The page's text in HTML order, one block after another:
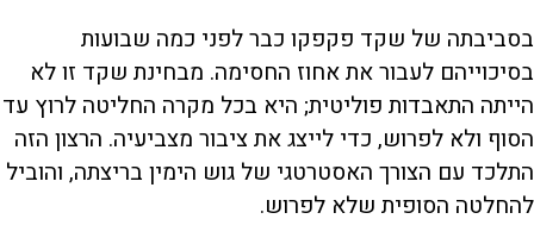
בסביבתה של שקד פקפקו כבר לפני כמה שבועות
בסיכוייהם לעבור את אחוז החסימה. מבחינת שקד זו לא
הייתה התאבדות פוליטית; היא בכל מקרה החליטה לרוץ עד
הסוף ולא לפרוש, כדי לייצג את ציבור מצביעיה. הרצון הזה
התלכד עם הצורך האסטרטגי של גוש הימין בריצתה, והוביל
להחלטה הסופית שלא לפרוש.